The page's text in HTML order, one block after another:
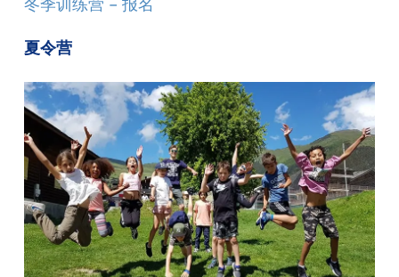
冬季训练营 – 报名
夏令营